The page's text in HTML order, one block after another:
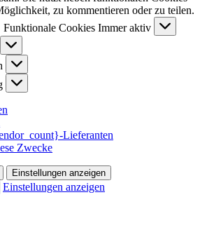
zu kommentieren oder zu teilen.
Funktionale Cookies Immer aktiv
Lieferanten
Zwecke
Einstellungen anzeigen
Einstellungen anzeigen